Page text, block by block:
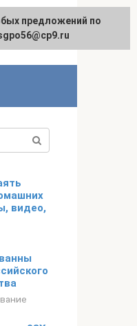
English
видео,
предложений по